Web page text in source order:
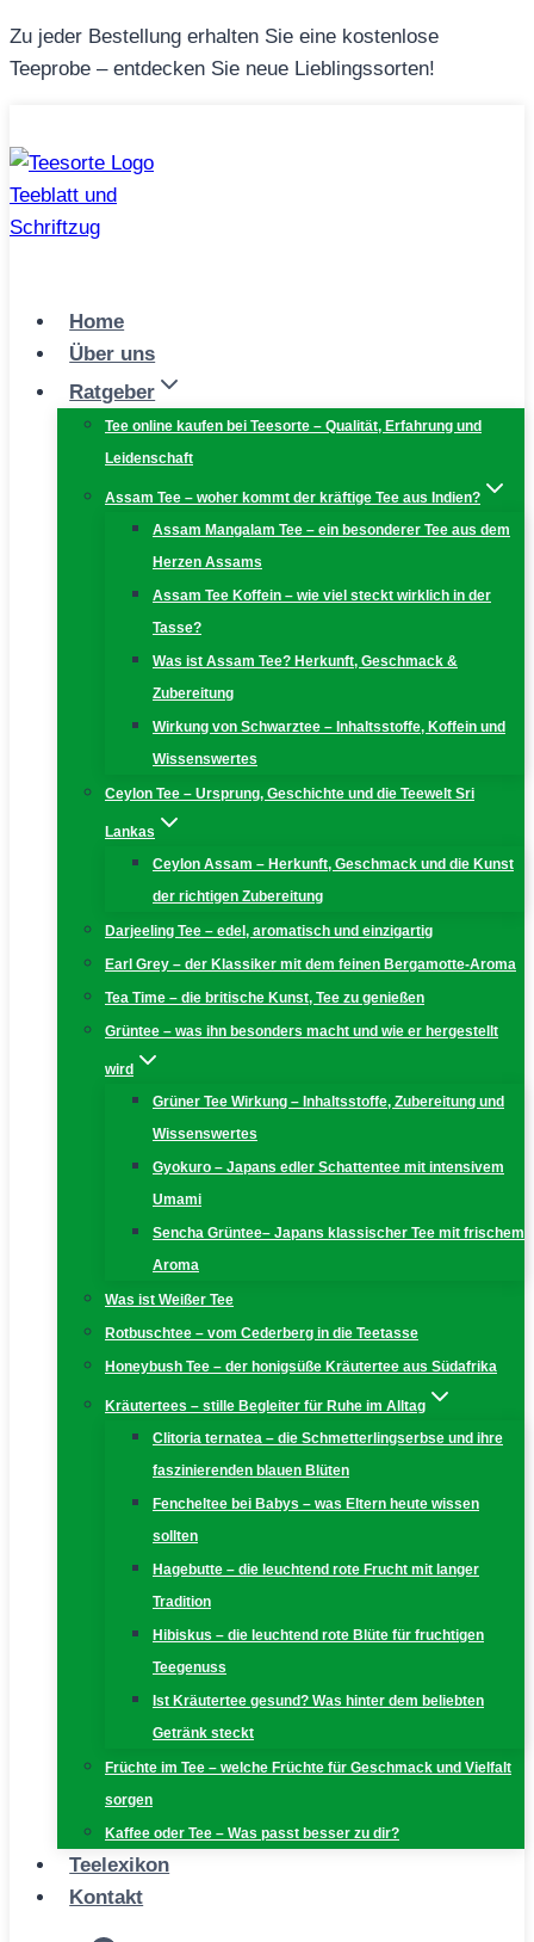
Zum
Inhalt
Zu jeder Bestellung erhalten Sie eine kostenlose
Teeprobe – entdecken Sie neue Lieblingssorten!
Home
Über uns
Ratgeber
Tee online kaufen bei Teesorte – Qualität, Erfahrung und
Leidenschaft
Assam Tee – woher kommt der kräftige Tee aus Indien?
Assam Mangalam Tee – ein besonderer Tee aus dem
Herzen Assams
Assam Tee Koffein – wie viel steckt wirklich in der
Tasse?
Was ist Assam Tee? Herkunft, Geschmack &
Zubereitung
Wirkung von Schwarztee – Inhaltsstoffe, Koffein und
Wissenswertes
Ceylon Tee – Ursprung, Geschichte und die Teewelt Sri
Lankas
Ceylon Assam – Herkunft, Geschmack und die Kunst
der richtigen Zubereitung
Darjeeling Tee – edel, aromatisch und einzigartig
Earl Grey – der Klassiker mit dem feinen Bergamotte-Aroma
Tea Time – die britische Kunst, Tee zu genießen
Grüntee – was ihn besonders macht und wie er hergestellt
wird
Grüner Tee Wirkung – Inhaltsstoffe, Zubereitung und
Wissenswertes
Gyokuro – Japans edler Schattentee mit intensivem
Umami
Sencha Grüntee– Japans klassischer Tee mit frischem
Aroma
Was ist Weißer Tee
Rotbuschtee – vom Cederberg in die Teetasse
Honeybush Tee – der honigsüße Kräutertee aus Südafrika
Kräutertees – stille Begleiter für Ruhe im Alltag
Clitoria ternatea – die Schmetterlingserbse und ihre
faszinierenden blauen Blüten
Fencheltee bei Babys – was Eltern heute wissen
sollten
Hagebutte – die leuchtend rote Frucht mit langer
Tradition
Hibiskus – die leuchtend rote Blüte für fruchtigen
Teegenuss
Ist Kräutertee gesund? Was hinter dem beliebten
Getränk steckt
Früchte im Tee – welche Früchte für Geschmack und Vielfalt
sorgen
Kaffee oder Tee – Was passt besser zu dir?
Teelexikon
Kontakt